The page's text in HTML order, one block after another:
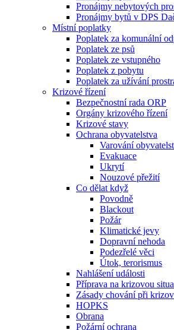
Pronájmy nebytových
Pronájmy bytů v DPS
Místní poplatky
Poplatek za komunální
Poplatek ze psů
Poplatek ze vstupného
Poplatek z pobytu
Poplatek za užívání
Krizové řízení
Bezpečnostní rada ORP
Orgány krizového řízení
Krizové stavy
Ochrana obyvatelstva
Varování
Evakuace
Ukrytí
Nouzové přežití
Co dělat když
Povodně
Blackout
Požár
Klimatické jevy
Dopravní nehoda
Podezřelé věci
Útok, terorismus
Nahlášení události
Příprava na krizovou
Zásady chování při
HOPKS
Obrana
Požární ochrana